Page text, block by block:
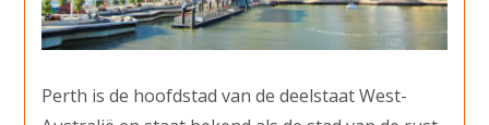
Perth is de hoofdstad van de deelstaat West-